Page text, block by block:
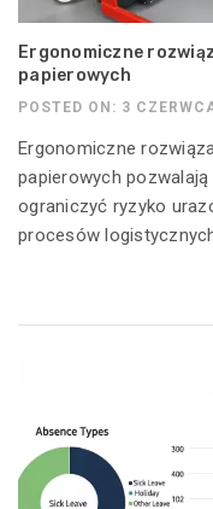
Ergonomiczne
papierowych
POSTED ON: 3
Ergonomiczne
papierowych
ograniczyć ryzyko
procesów